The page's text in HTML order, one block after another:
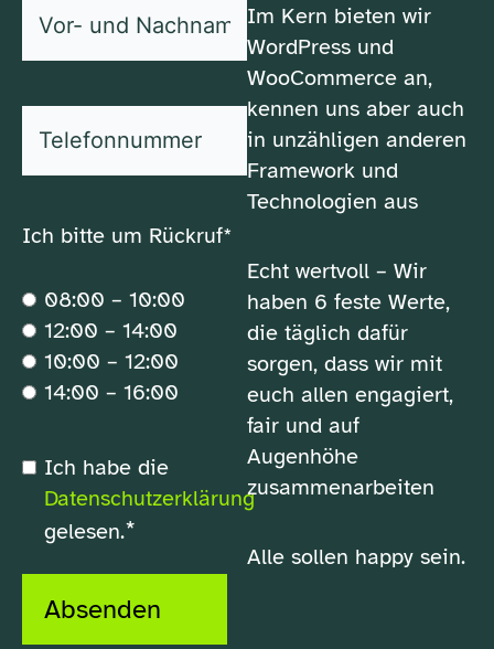
und
Nachname*
Ich bitte um Rückruf*
08:00 – 10:00
12:00 – 14:00
10:00 – 12:00
14:00 – 16:00
Datenschutzerklärung
Ich habe die
Datenschutzerklärung
gelesen.*
Absenden
Im Kern bieten wir
WordPress und
WooCommerce an,
kennen uns aber auch
in unzähligen anderen
Framework und
Technologien aus
Echt wertvoll – Wir
haben 6 feste Werte,
die täglich dafür
sorgen, dass wir mit
euch allen engagiert,
fair und auf
Augenhöhe
zusammenarbeiten
Alle sollen happy sein.